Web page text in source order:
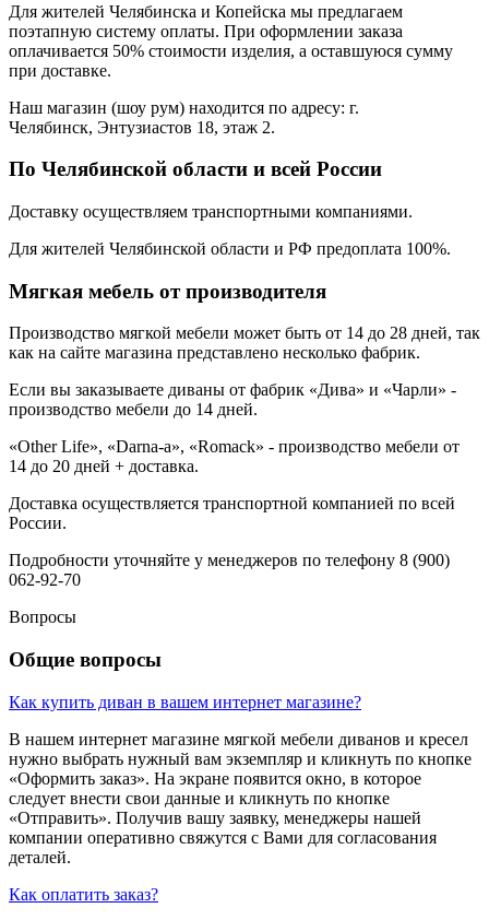
Для жителей Челябинска и Копейска мы предлагаем
поэтапную систему оплаты. При оформлении заказа
оплачивается 50% стоимости изделия, а оставшуюся сумму
при доставке.
Наш магазин (шоу рум) находится по адресу: г.
Челябинск, Энтузиастов 18, этаж 2.
По Челябинской области и всей России
Доставку осуществляем транспортными компаниями.
Для жителей Челябинской области и РФ предоплата 100%.
Мягкая мебель от производителя
Производство мягкой мебели может быть от 14 до 28 дней, так
как на сайте магазина представлено несколько фабрик.
Если вы заказываете диваны от фабрик «Дива» и «Чарли» -
производство мебели до 14 дней.
«Other Life», «Darna-a», «Romack» - производство мебели от
14 до 20 дней + доставка.
Доставка осуществляется транспортной компанией по всей
России.
Подробности уточняйте у менеджеров по телефону 8 (900)
062-92-70
Вопросы
Общие вопросы
Как купить диван в вашем интернет магазине?
В нашем интернет магазине мягкой мебели диванов и кресел
нужно выбрать нужный вам экземпляр и кликнуть по кнопке
«Оформить заказ». На экране появится окно, в которое
следует внести свои данные и кликнуть по кнопке
«Отправить». Получив вашу заявку, менеджеры нашей
компании оперативно свяжутся с Вами для согласования
деталей.
Как оплатить заказ?